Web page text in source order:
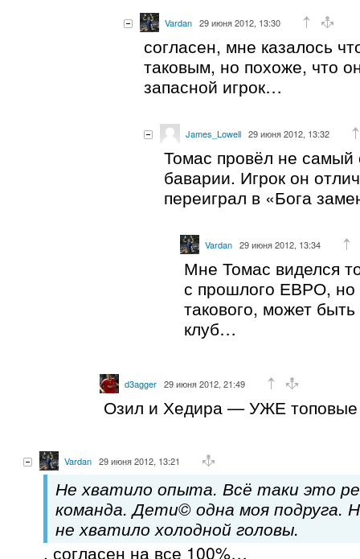
Vardan 29 июня 2012, 13:30
согласен, мне казалось
таковым, но похоже, что
запасной игрок…
James_Lowell 29 июня 2012, 13:32
Томас провёл не самый
баварии. Игрок он
переиграл в «Бога
Vardan 29 июня 2012, 13:34
Мне Томас виделся
с прошлого ЕВРО, но
такового, может
клуб…
d3agger 29 июня 2012, 21:49
Озил и Хедира — УЖЕ топовые
Vardan 29 июня 2012, 13:21
Не хватило опыта. Всё таки это
команда. Дети© одна моя подруга.
не хватило холодной головы.
, согласен на все 100%…